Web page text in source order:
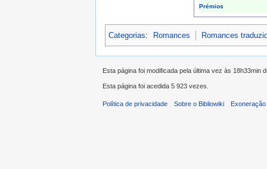
Prémios
Categorias: Romances Romances
Esta página foi modificada pela última vez às 18h33min
Esta página foi acedida 5 923 vezes.
Política de privacidade Sobre o Bibliowiki